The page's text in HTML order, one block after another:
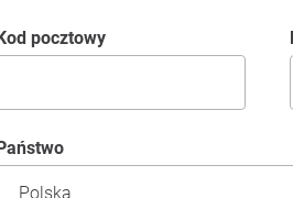
kod pocztowy
Państwo